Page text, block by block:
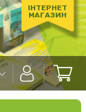
ІНТЕРНЕТ
МАГАЗИН